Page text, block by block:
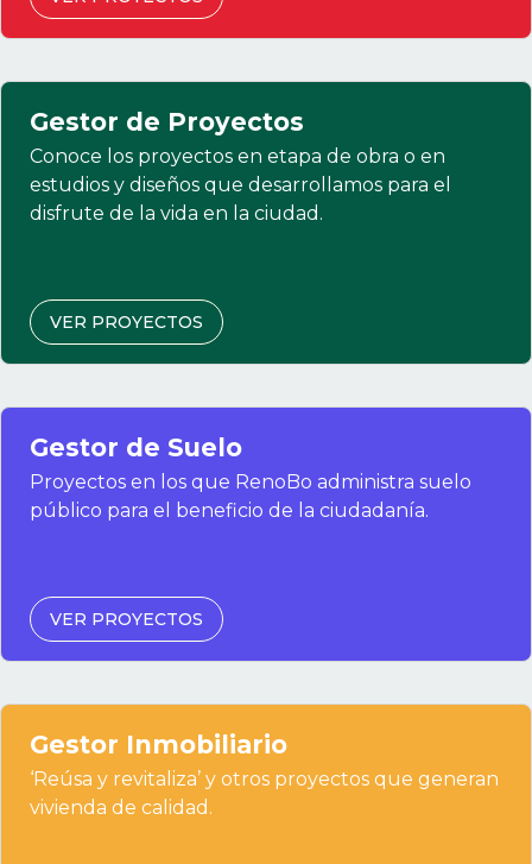
Gestor de Proyectos
Conoce los proyectos en etapa de obra o en
estudios y diseños que desarrollamos para el
disfrute de la vida en la ciudad.
VER PROYECTOS
Gestor de Suelo
Proyectos en los que RenoBo administra suelo
público para el beneficio de la ciudadanía.
VER PROYECTOS
Gestor Inmobiliario
‘Reúsa y revitaliza’ y otros proyectos que generan
vivienda de calidad.